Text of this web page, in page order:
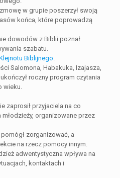
w grupie poszerzył swoją
końca, które poprowadzą
dowodów z Biblii poznał
szabatu.
Biblijnego.
Salomona, Habakuka, Izajasza,
roczny program czytania
wieku.
zaprosił przyjaciela na co
organizowane przez
zorganizować, a
na rzecz pomocy innym.
adwentystyczna wpływa na
kontaktach i